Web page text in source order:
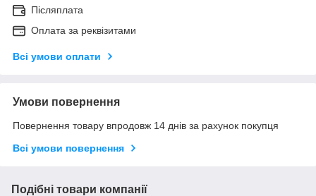
Післяплата
Оплата за реквізитами
Всі умови оплати
Умови повернення
Повернення товару впродовж 14 днів за рахунок покупця
Всі умови повернення
Подібні товари компанії